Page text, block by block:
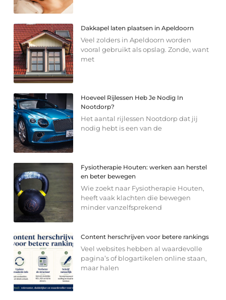
Dakkapel laten plaatsen in Apeldoorn
Veel zolders in Apeldoorn worden
vooral gebruikt als opslag. Zonde, want
met
Hoeveel Rijlessen Heb Je Nodig In
Nootdorp?
Het aantal rijlessen Nootdorp dat jij
nodig hebt is een van de
Fysiotherapie Houten: werken aan herstel
en beter bewegen
Wie zoekt naar Fysiotherapie Houten,
heeft vaak klachten die bewegen
minder vanzelfsprekend
Content herschrijven voor betere rankings
Veel websites hebben al waardevolle
pagina’s of blogartikelen online staan,
maar halen